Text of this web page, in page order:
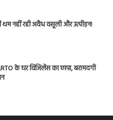
नहीं रही अवैध वसूली और उत्पीड़न!
के घर विजिलेंस का छापा, बरामदगी